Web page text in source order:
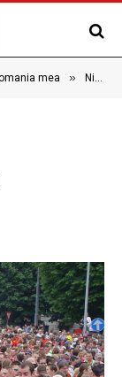
mea » Niste romani mai buni